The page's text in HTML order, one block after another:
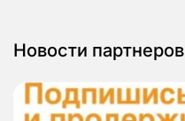
Новости партнеров